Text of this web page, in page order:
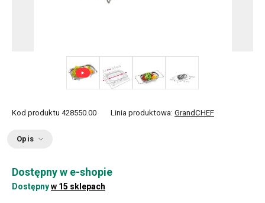
Kod produktu 428550.00 Linia produktowa: GrandCHEF
Opis
Dostępny w e-shopie
Dostępnyw 15 sklepach